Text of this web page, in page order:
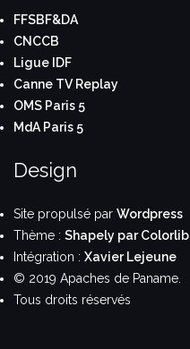
FFSBF&DA
CNCCB
Ligue IDF
Canne TV Replay
OMS Paris 5
MdA Paris 5
Design
Site propulsé par Wordpress
Thème : Shapely par Colorlib
Intégration : Xavier Lejeune
© 2019 Apaches de Paname.
Tous droits réservés